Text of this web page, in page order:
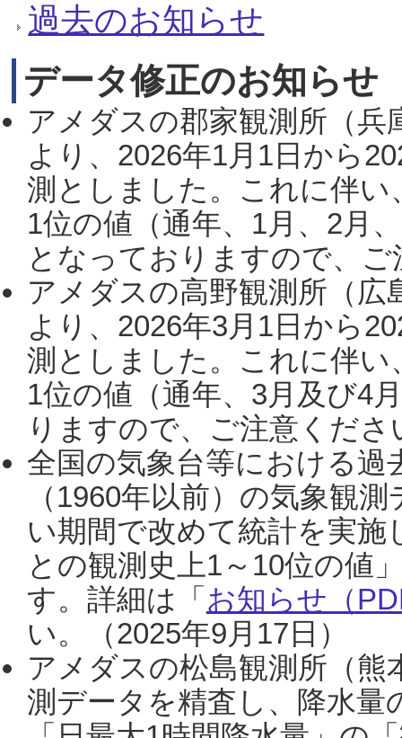
過去のお知らせ
データ修正のお知らせ
アメダスの郡家観測所（
より、2026年1月1日から
測としました。これに伴い
1位の値（通年、1月、2月
となっておりますので、
アメダスの高野観測所（
より、2026年3月1日から
測としました。これに伴い
1位の値（通年、3月及び4
りますので、ご注意くだ
全国の気象台等における過
（1960年以前）の気象観
い期間で改めて統計を実
との観測史上1～10位の値
す。詳細は「 お知らせ（
い。（2025年9月17日）
アメダスの松島観測所（熊
測データを精査し、降水